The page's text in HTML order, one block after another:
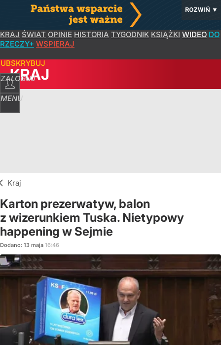
ROZWIŃ ▼
KRAJ ŚWIAT OPINIE HISTORIA TYGODNIK KSIĄŻKI WIDEO DO
RZECZY+ WSPIERAJ
ZALOGUJ
MENU
KRAJ
Kraj
Karton prezerwatyw, balon
z wizerunkiem Tuska. Nietypowy
happening w Sejmie
Dodano: 13 maja 16:46